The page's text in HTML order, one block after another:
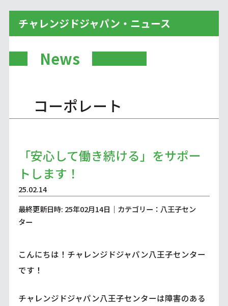
チャレンジドジャパン・ニュース
News
コーポレート
「安心して働き続ける」をサポー
トします！
25.02.14
最終更新日時: 25年02月14日｜カテゴリー：八王子セン
ター
こんにちは！チャレンジドジャパン八王子センター
です！
チャレンジドジャパン八王子センターは障害のある